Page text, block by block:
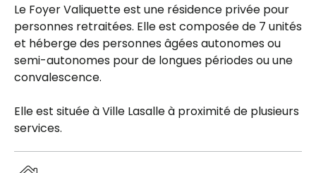
Le Foyer Valiquette est une résidence privée pour
personnes retraitées. Elle est composée de 7 unités
et héberge des personnes âgées autonomes ou
semi-autonomes pour de longues périodes ou une
convalescence.
Elle est située à Ville Lasalle à proximité de plusieurs
services.